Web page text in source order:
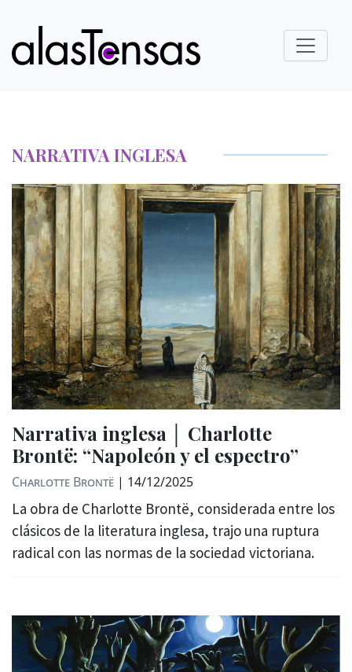
NARRATIVA INGLESA
Narrativa inglesa │ Charlotte
Brontë: “Napoleón y el espectro”
Charlotte Brontë | 14/12/2025
La obra de Charlotte Brontë, considerada entre los
clásicos de la literatura inglesa, trajo una ruptura
radical con las normas de la sociedad victoriana.